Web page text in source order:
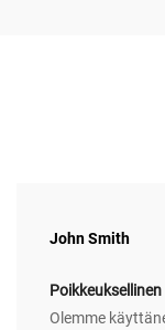
John Smith
Olemme